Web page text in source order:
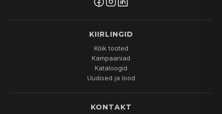
KIIRLINGID
Kõik tooted
Kampaaniad
Kataloogid
Uudised ja lood
KONTAKT